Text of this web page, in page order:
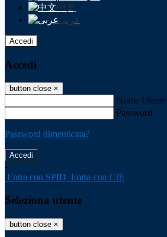
中文
عربى
Accedi
Accedi
button close ×
Nome Utente
Password
Password dimenticata?
-
Entra con SPID Entra con CIE
Seleziona utente
button close ×